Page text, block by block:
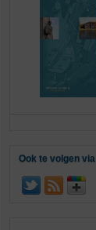
Ook te volgen via